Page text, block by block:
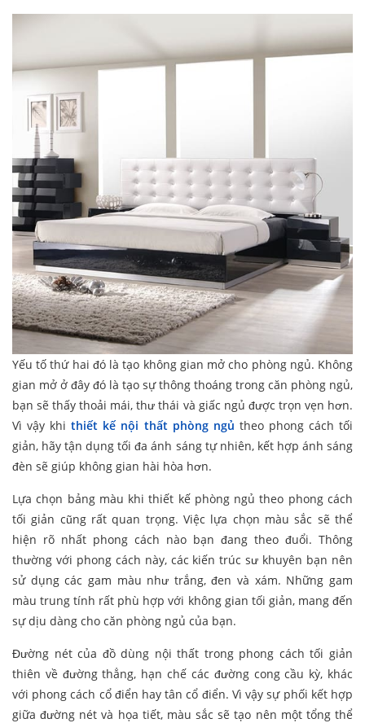
Yếu tố thứ hai đó là tạo không gian mở cho phòng ngủ. Không
gian mở ở đây đó là tạo sự thông thoáng trong căn phòng ngủ,
bạn sẽ thấy thoải mái, thư thái và giấc ngủ được trọn vẹn hơn.
Vì vậy khithiết kế nội thất phòng ngủ theo phong cách tối
giản, hãy tận dụng tối đa ánh sáng tự nhiên, kết hợp ánh sáng
đèn sẽ giúp không gian hài hòa hơn.
Lựa chọn bảng màu khi thiết kế phòng ngủ theo phong cách
tối giản cũng rất quan trọng. Việc lựa chọn màu sắc sẽ thể
hiện rõ nhất phong cách nào bạn đang theo đuổi. Thông
thường với phong cách này, các kiến trúc sư khuyên bạn nên
sử dụng các gam màu như trắng, đen và xám. Những gam
màu trung tính rất phù hợp với không gian tối giản, mang đến
sự dịu dàng cho căn phòng ngủ của bạn.
Đường nét của đồ dùng nội thất trong phong cách tối giản
thiên về đường thẳng, hạn chế các đường cong cầu kỳ, khác
với phong cách cổ điển hay tân cổ điển. Vì vậy sự phối kết hợp
giữa đường nét và họa tiết, màu sắc sẽ tạo nên một tổng thể